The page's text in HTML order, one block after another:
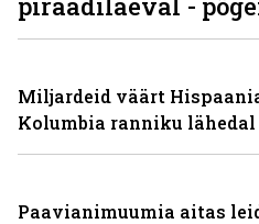
Miljardeid väärt
Kolumbia ranniku lähedal
Paavianimuumia aitas